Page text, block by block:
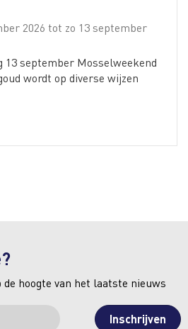
2026 tot zo 13 september
13 september Mosselweekend
wordt op diverse wijzen
hoogte van het laatste nieuws